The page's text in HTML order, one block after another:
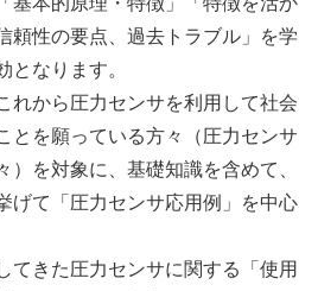
頼性の要点、過去トラブル」を学
となります。
から圧力センサを利用して社会
とを願っている方々（圧力センサ
）を対象に、基礎知識を含めて、
げて「圧力センサ応用例」を中心
きた圧力センサに関する「使用